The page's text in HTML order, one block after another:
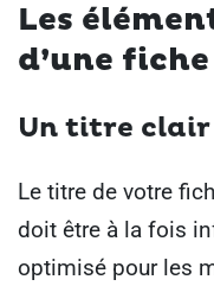
Les
d’une
Un titre
Le titre de votre
doit être à la fois
optimisé pour les